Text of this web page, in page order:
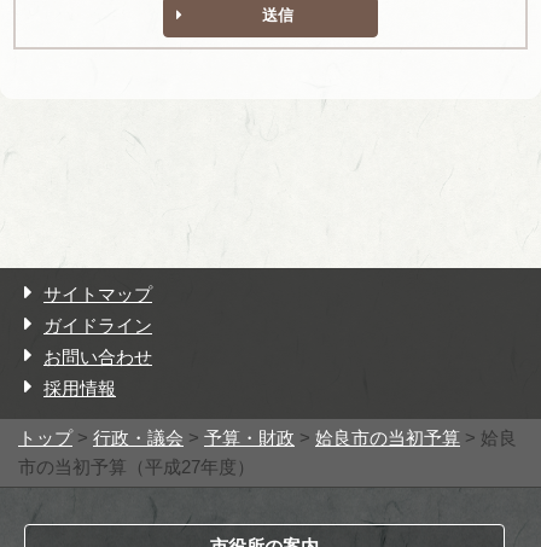
送信
サイトマップ
ガイドライン
お問い合わせ
採用情報
トップ> 行政・議会 > 予算・財政 > 姶良市の当初予算 > 姶良
市の当初予算（平成27年度）